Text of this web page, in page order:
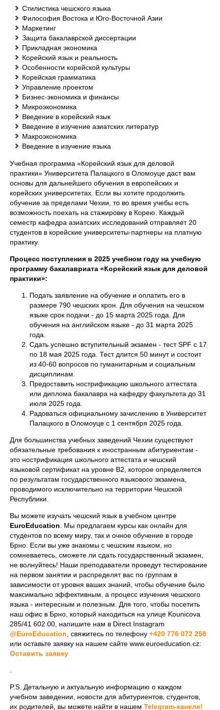
Стилистика чешского языка
Философия Востока и Юго-Восточной Азии
Маркетинг
Защита бакалаврской диссертации
Прикладная экономика
Корейский язык и реальность
Особенности корейской культуры
Корейская грамматика
Управление проектом
Бизнес-экономика и финансы
Микроэкономика
Введение в корейский язык
Введение в изучение азиатских литератур
Макроэкономика
Введение в изучение языка
Учебная программа «Корейский язык для деловой
практики» Университета Палацкого в Оломоуце даст вам
основы для дальнейшего обучения в европейских и
корейских университетах. Если вы хотите продолжить
обучение за пределами Чехии, то во время учебы есть
возможность поехать на стажировку в Корею. Каждый
семестр кафедра азиатских исследований отправляет 20
студентов в корейские университеты-партнеры на платную
практику.
Процесс поступления в 2025 учебном году на учебную
программу бакалавриата «Корейский язык для деловой
практики»:
Подать заявление на обучение и оплатить его в
размере 790 чешских крон. Для обучения на чешском
языке срок подачи - до 15 марта 2025 года. Для
обучения на английском языке - до 31 марта 2025
года.
Сдать успешно вступительный экзамен - тест SPF с 17
по 18 мая 2025 года. Тест длится 50 минут и состоит
из 40-60 вопросов по гуманитарным и социальным
дисциплинам.
Предоставить нострификацию школьного аттестата
или диплома бакалавра на кафедру факультета до 31
июля 2025 года.
Радоваться официальному зачислению в Университет
Палацкого в Оломоуце с 1 сентября 2025 года.
Для большинства учебных заведений Чехии существуют
обязательные требования к иностранным абитуриентам -
это нострификация школьного аттестата и чешский
языковой сертификат на уровне В2, которое определяется
по результатам государственного языкового экзамена,
проводимого исключительно на территории Чешской
Республики.
Вы можете изучать чешский язык в учебном центре
EuroEducation . Мы предлагаем курсы как онлайн для
студентов по всему миру, так и очное обучение в городе
Брно. Если вы уже знакомы с чешским языком, но
сомневаетесь, сможете ли сдать государственный экзамен,
не волнуйтесь! Наши преподаватели проведут тестирование
на первом занятии и распределят вас по группам в
зависимости от уровня ваших знаний, чтобы обучение было
максимально эффективным, а процесс изучения чешского
языка - интересным и полезным. Для того, чтобы посетить
наш офис в Брно, который находиться на улице Kounicova
285/41 602 00, напишите нам в Direct Instagram
@EuroEducation , свяжитесь по телефону +420 776 072 258
или оставьте заявку на нашем сайте www.euroeducation.cz:
Оставить заявку
P.S. Детальную и актуальную информацию о каждом
учебном заведении, новости для абитуриентов, студентов,
их родителей, вы можете найти в нашем Telegram-канеле!